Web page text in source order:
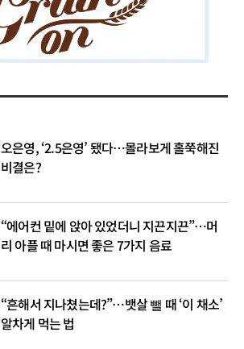
오은영, ‘2.5은영’ 됐다…몰라보게 홀쭉해진
비결은?
“에어컨 밑에 앉아 있었더니 지끈지끈”…머
리 아플 때 마시면 좋은 7가지 음료
“흔해서 지나쳤는데?”…뱃살 뺄 때 ‘이 채소’
알차게 먹는 법